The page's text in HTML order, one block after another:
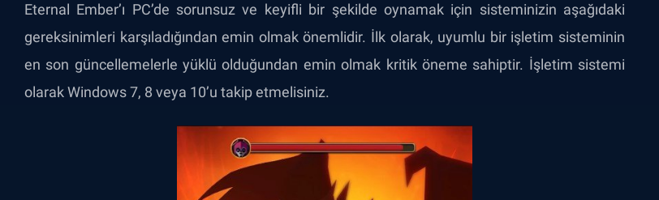
Eternal Ember’ı PC’de sorunsuz ve keyifli bir şekilde oynamak için sisteminizin aşağıdaki
gereksinimleri karşıladığından emin olmak önemlidir. İlk olarak, uyumlu bir işletim sisteminin
en son güncellemelerle yüklü olduğundan emin olmak kritik öneme sahiptir. İşletim sistemi
olarak Windows 7, 8 veya 10’u takip etmelisiniz.